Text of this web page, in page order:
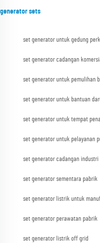
generator sets
set generator untuk gedung
set generator cadangan
set generator untuk pemulihan
set generator untuk bantuan
set generator untuk tempat
set generator untuk pelayanan
set generator cadangan industri
set generator sementara pabrik
set generator listrik untuk
set generator perawatan pabrik
set generator listrik off grid